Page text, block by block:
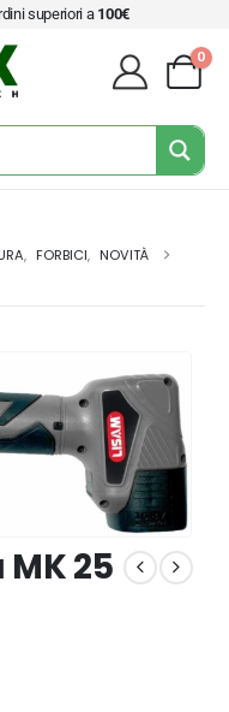
superiori a 100€
0
, FORBICI, NOVITÀ
25